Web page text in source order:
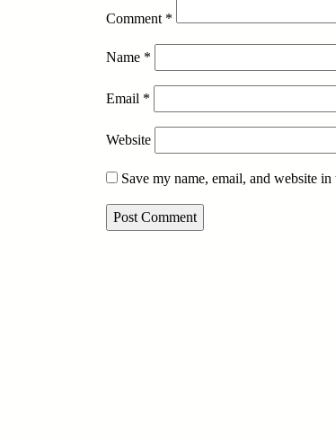
Comment *
Name *
Email *
Website
Save my name, email, and website